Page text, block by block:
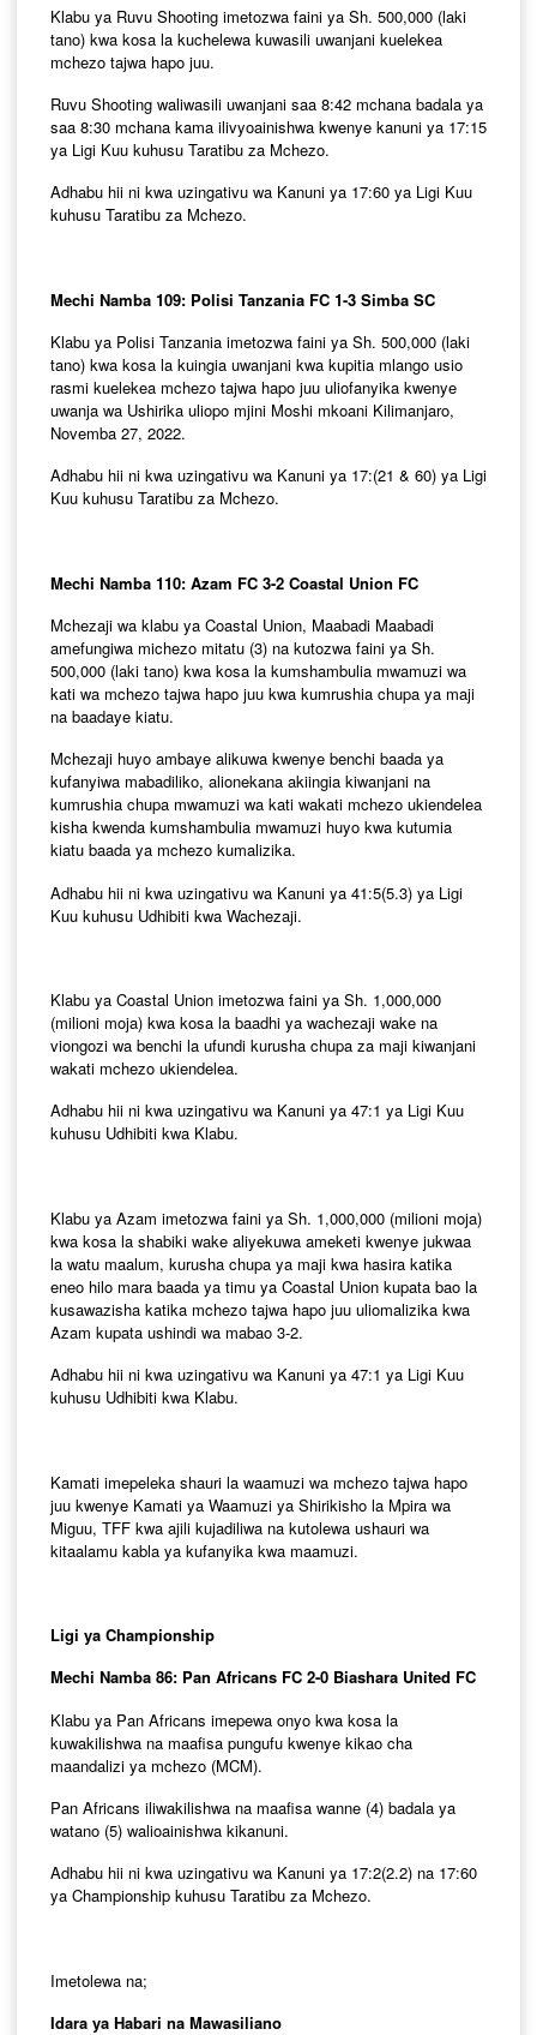
Klabu ya Ruvu Shooting imetozwa faini ya Sh. 500,000 (laki
tano) kwa kosa la kuchelewa kuwasili uwanjani kuelekea
mchezo tajwa hapo juu.
Ruvu Shooting waliwasili uwanjani saa 8:42 mchana badala ya
saa 8:30 mchana kama ilivyoainishwa kwenye kanuni ya 17:15
ya Ligi Kuu kuhusu Taratibu za Mchezo.
Adhabu hii ni kwa uzingativu wa Kanuni ya 17:60 ya Ligi Kuu
kuhusu Taratibu za Mchezo.
Mechi Namba 109: Polisi Tanzania FC 1-3 Simba SC
Klabu ya Polisi Tanzania imetozwa faini ya Sh. 500,000 (laki
tano) kwa kosa la kuingia uwanjani kwa kupitia mlango usio
rasmi kuelekea mchezo tajwa hapo juu uliofanyika kwenye
uwanja wa Ushirika uliopo mjini Moshi mkoani Kilimanjaro,
Novemba 27, 2022.
Adhabu hii ni kwa uzingativu wa Kanuni ya 17:(21 & 60) ya Ligi
Kuu kuhusu Taratibu za Mchezo.
Mechi Namba 110: Azam FC 3-2 Coastal Union FC
Mchezaji wa klabu ya Coastal Union, Maabadi Maabadi
amefungiwa michezo mitatu (3) na kutozwa faini ya Sh.
500,000 (laki tano) kwa kosa la kumshambulia mwamuzi wa
kati wa mchezo tajwa hapo juu kwa kumrushia chupa ya maji
na baadaye kiatu.
Mchezaji huyo ambaye alikuwa kwenye benchi baada ya
kufanyiwa mabadiliko, alionekana akiingia kiwanjani na
kumrushia chupa mwamuzi wa kati wakati mchezo ukiendelea
kisha kwenda kumshambulia mwamuzi huyo kwa kutumia
kiatu baada ya mchezo kumalizika.
Adhabu hii ni kwa uzingativu wa Kanuni ya 41:5(5.3) ya Ligi
Kuu kuhusu Udhibiti kwa Wachezaji.
Klabu ya Coastal Union imetozwa faini ya Sh. 1,000,000
(milioni moja) kwa kosa la baadhi ya wachezaji wake na
viongozi wa benchi la ufundi kurusha chupa za maji kiwanjani
wakati mchezo ukiendelea.
Adhabu hii ni kwa uzingativu wa Kanuni ya 47:1 ya Ligi Kuu
kuhusu Udhibiti kwa Klabu.
Klabu ya Azam imetozwa faini ya Sh. 1,000,000 (milioni moja)
kwa kosa la shabiki wake aliyekuwa ameketi kwenye jukwaa
la watu maalum, kurusha chupa ya maji kwa hasira katika
eneo hilo mara baada ya timu ya Coastal Union kupata bao la
kusawazisha katika mchezo tajwa hapo juu uliomalizika kwa
Azam kupata ushindi wa mabao 3-2.
Adhabu hii ni kwa uzingativu wa Kanuni ya 47:1 ya Ligi Kuu
kuhusu Udhibiti kwa Klabu.
Kamati imepeleka shauri la waamuzi wa mchezo tajwa hapo
juu kwenye Kamati ya Waamuzi ya Shirikisho la Mpira wa
Miguu, TFF kwa ajili kujadiliwa na kutolewa ushauri wa
kitaalamu kabla ya kufanyika kwa maamuzi.
Ligi ya Championship
Mechi Namba 86: Pan Africans FC 2-0 Biashara United FC
Klabu ya Pan Africans imepewa onyo kwa kosa la
kuwakilishwa na maafisa pungufu kwenye kikao cha
maandalizi ya mchezo (MCM).
Pan Africans iliwakilishwa na maafisa wanne (4) badala ya
watano (5) walioainishwa kikanuni.
Adhabu hii ni kwa uzingativu wa Kanuni ya 17:2(2.2) na 17:60
ya Championship kuhusu Taratibu za Mchezo.
Imetolewa na;
Idara ya Habari na Mawasiliano